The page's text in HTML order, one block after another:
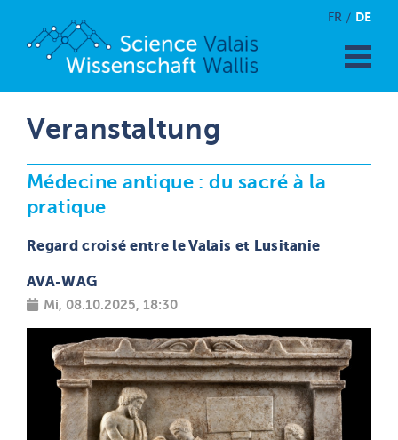
FR DE
Veranstaltung
Médecine antique : du sacré à la
pratique
Regard croisé entre le Valais et Lusitanie
AVA-WAG
Mi, 08.10.2025, 18:30